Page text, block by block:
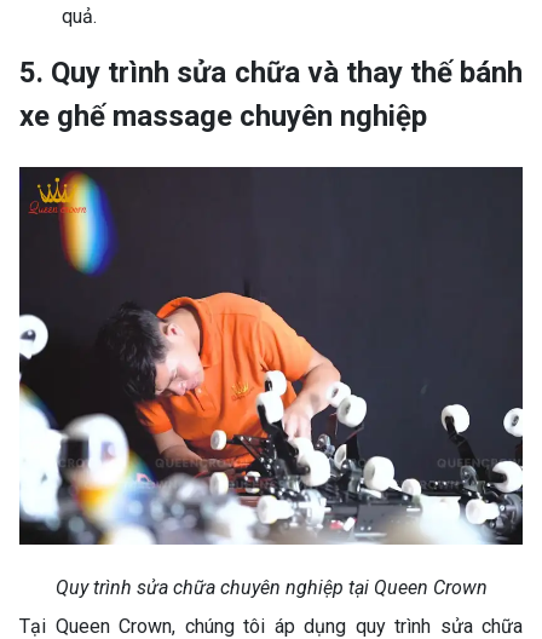
quả.
5. Quy trình sửa chữa và thay thế bánh
xe ghế massage chuyên nghiệp
Quy trình sửa chữa chuyên nghiệp tại Queen Crown
Tại Queen Crown, chúng tôi áp dụng quy trình sửa chữa